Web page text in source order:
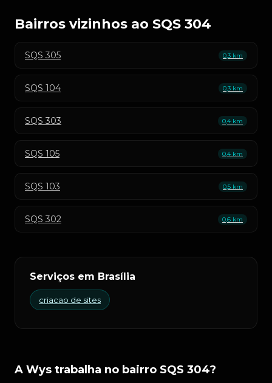
Bairros vizinhos ao SQS 304
SQS 305 0,3 km
SQS 104 0,3 km
SQS 303 0,4 km
SQS 105 0,4 km
SQS 103 0,5 km
SQS 302 0,6 km
Serviços em Brasília
criacao de sites
A Wys trabalha no bairro SQS 304?